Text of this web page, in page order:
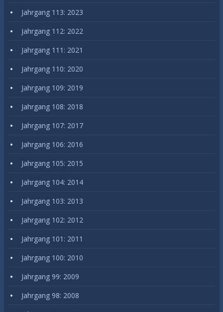
Jahrgang 113: 2023
Jahrgang 112: 2022
Jahrgang 111: 2021
Jahrgang 110: 2020
Jahrgang 109: 2019
Jahrgang 108: 2018
Jahrgang 107: 2017
Jahrgang 106: 2016
Jahrgang 105: 2015
Jahrgang 104: 2014
Jahrgang 103: 2013
Jahrgang 102: 2012
Jahrgang 101: 2011
Jahrgang 100: 2010
Jahrgang 99: 2009
Jahrgang 98: 2008